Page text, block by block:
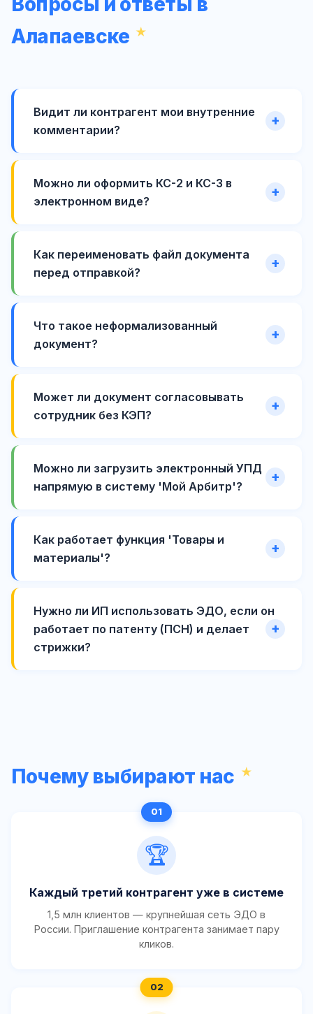
Алапаевске
Видит ли контрагент мои внутренние
комментарии?
Можно ли оформить КС-2 и КС-3 в
электронном виде?
Как переименовать файл документа
перед отправкой?
Что такое неформализованный
документ?
Может ли документ согласовывать
сотрудник без КЭП?
Можно ли загрузить электронный УПД
напрямую в систему 'Мой Арбитр'?
Как работает функция 'Товары и
материалы'?
Нужно ли ИП использовать ЭДО, если он
работает по патенту (ПСН) и делает
стрижки?
Почему выбирают нас
🏆
Каждый третий контрагент уже в системе
1,5 млн клиентов — крупнейшая сеть ЭДО в
России. Приглашение контрагента занимает пару
кликов.